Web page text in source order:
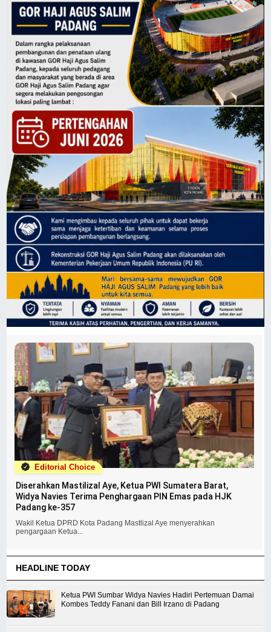
Editorial Choice
Diserahkan Mastilizal Aye, Ketua PWI Sumatera Barat,
Widya Navies Terima Penghargaan PIN Emas pada HJK
Padang ke-357
Wakil Ketua DPRD Kota Padang Mastlizal Aye menyerahkan
pengargaan Ketua...
HEADLINE TODAY
Ketua PWI Sumbar Widya Navies Hadiri Pertemuan Damai
Kombes Teddy Fanani dan Bill Irzano di Padang